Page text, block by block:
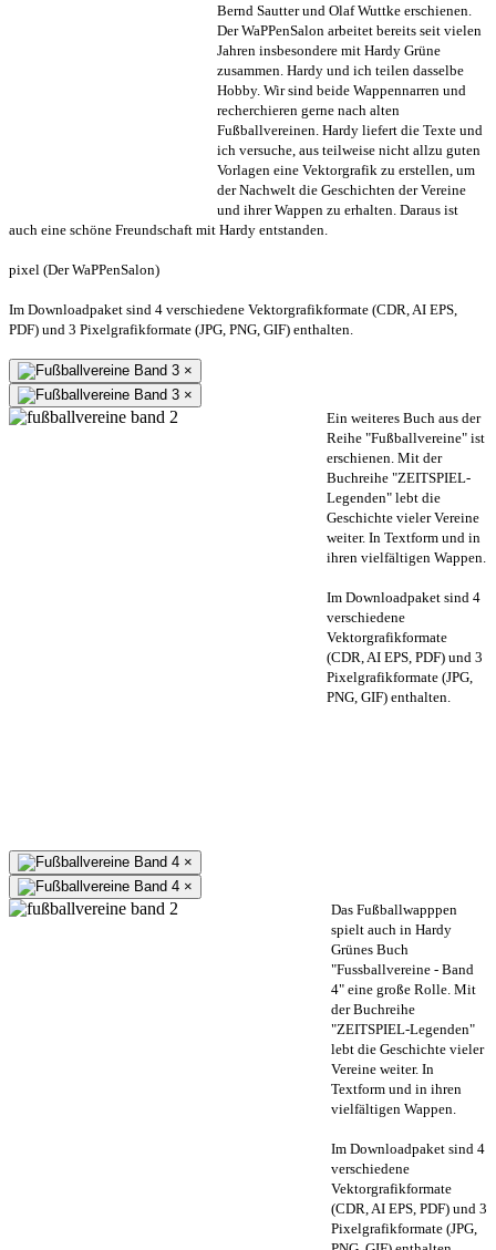
Bernd Sautter und Olaf Wuttke erschienen.
Der WaPPenSalon arbeitet bereits seit vielen
Jahren insbesondere mit Hardy Grüne
zusammen. Hardy und ich teilen dasselbe
Hobby. Wir sind beide Wappennarren und
recherchieren gerne nach alten
Fußballvereinen. Hardy liefert die Texte und
ich versuche, aus teilweise nicht allzu guten
Vorlagen eine Vektorgrafik zu erstellen, um
der Nachwelt die Geschichten der Vereine
und ihrer Wappen zu erhalten. Daraus ist
auch eine schöne Freundschaft mit Hardy entstanden.
pixel (Der WaPPenSalon)
Im Downloadpaket sind 4 verschiedene Vektorgrafikformate (CDR, AI EPS,
PDF) und 3 Pixelgrafikformate (JPG, PNG, GIF) enthalten.
×
×
Ein weiteres Buch aus der
Reihe "Fußballvereine" ist
erschienen. Mit der
Buchreihe "ZEITSPIEL-
Legenden" lebt die
Geschichte vieler Vereine
weiter. In Textform und in
ihren vielfältigen Wappen.
Im Downloadpaket sind 4
verschiedene
Vektorgrafikformate
(CDR, AI EPS, PDF) und 3
Pixelgrafikformate (JPG,
PNG, GIF) enthalten.
×
×
Das Fußballwapppen
spielt auch in Hardy
Grünes Buch
"Fussballvereine - Band
4" eine große Rolle. Mit
der Buchreihe
"ZEITSPIEL-Legenden"
lebt die Geschichte vieler
Vereine weiter. In
Textform und in ihren
vielfältigen Wappen.
Im Downloadpaket sind 4
verschiedene
Vektorgrafikformate
(CDR, AI EPS, PDF) und 3
Pixelgrafikformate (JPG,